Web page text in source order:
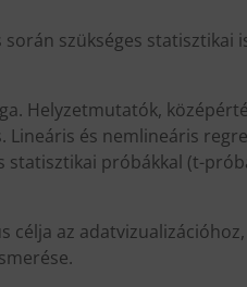
szükséges statisztikai
Helyzetmutatók,
és nemlineáris
statisztikai próbákkal (t-
célja az